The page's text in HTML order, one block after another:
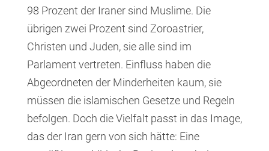
98 Prozent der Iraner sind Muslime. Die
übrigen zwei Prozent sind Zoroastrier,
Christen und Juden, sie alle sind im
Parlament vertreten. Einfluss haben die
Abgeordneten der Minderheiten kaum, sie
müssen die islamischen Gesetze und Regeln
befolgen. Doch die Vielfalt passt in das Image,
das der Iran gern von sich hätte: Eine